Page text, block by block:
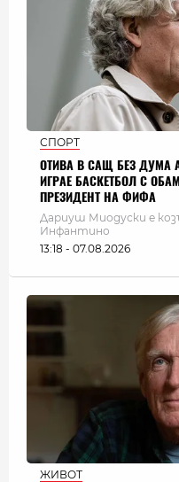
СПОРТ
ОТИВА В САЩ БЕЗ ДУМА
ИГРАЕ БАСКЕТБОЛ С
ПРЕЗИДЕНТ НА ФИФА
Дариуш Миодуски е
Инфантино
13:18 - 07.08.2026
ЖИВОТ